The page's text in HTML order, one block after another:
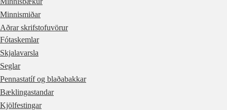
Minnismiðar
Aðrar skrifstofuvörur
Fótaskemlar
Skjalavarsla
Seglar
Pennastatíf og blaðabakkar
Bæklingastandar
Kjölfestingar